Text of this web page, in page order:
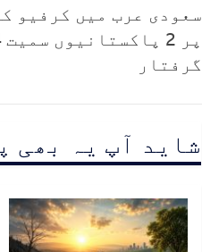
سعودی عرب میں کرفیو
گرفتار
شاید آپ یہ بھی